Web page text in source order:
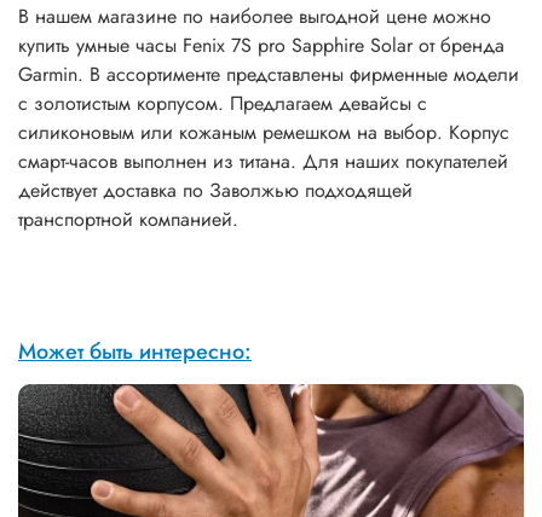
В нашем магазине по наиболее выгодной цене можно
купить умные часы Fenix 7S pro Sapphire Solar от бренда
Garmin. В ассортименте представлены фирменные модели
с золотистым корпусом. Предлагаем девайсы с
силиконовым или кожаным ремешком на выбор. Корпус
смарт-часов выполнен из титана. Для наших покупателей
действует доставка по Заволжью подходящей
транспортной компанией.
Может быть интересно: